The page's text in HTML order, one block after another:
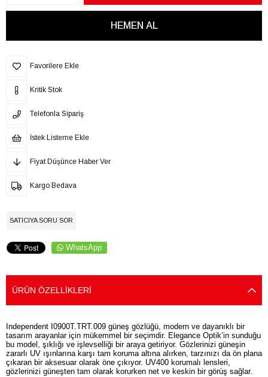
Favorilere Ekle
Kritik Stok
Telefonla Sipariş
İstek Listeme Ekle
Fiyat Düşünce Haber Ver
Kargo Bedava
SATICIYA SORU SOR
WhatsApp
ÜRÜN ÖZELLIKLERI
Independent I0900T.TRT.009 güneş gözlüğü, modern ve dayanıklı bir
tasarım arayanlar için mükemmel bir seçimdir. Elegance Optik’in sunduğu
bu model, şıklığı ve işlevselliği bir araya getiriyor. Gözlerinizi güneşin
zararlı UV ışınlarına karşı tam koruma altına alırken, tarzınızı da ön plana
çıkaran bir aksesuar olarak öne çıkıyor. UV400 korumalı lensleri,
gözlerinizi güneşten tam olarak korurken net ve keskin bir görüş sağlar.